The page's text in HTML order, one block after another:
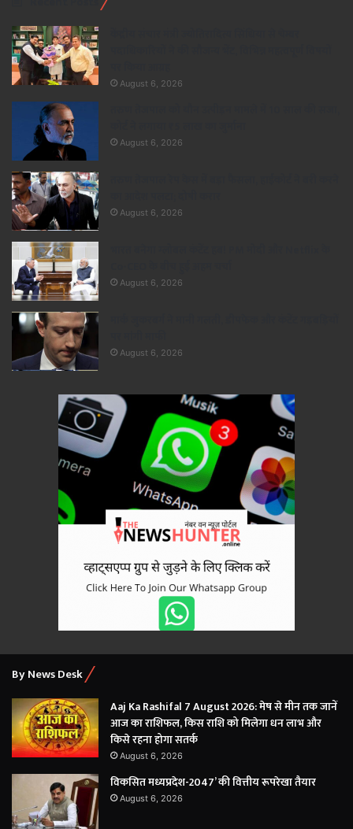
August 6, 2026
August 6, 2026
August 6, 2026
August 6, 2026
August 6, 2026
By News Desk
Aaj Ka Rashifal 7 August 2026: मेष से मीन तक जानें
आज का राशिफल, किस राशि को मिलेगा धन लाभ और
किसे रहना होगा सतर्क
August 6, 2026
विकसित मध्यप्रदेश-2047’ की वित्तीय रूपरेखा तैयार
August 6, 2026